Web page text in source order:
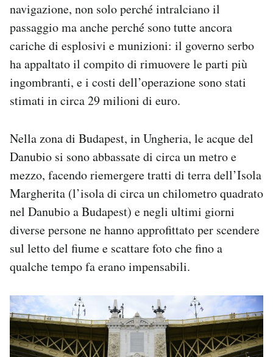
navigazione, non solo perché intralciano il
passaggio ma anche perché sono tutte ancora
cariche di esplosivi e munizioni: il governo serbo
ha appaltato il compito di rimuovere le parti più
ingombranti, e i costi dell’operazione sono stati
stimati in circa 29 milioni di euro.
Nella zona di Budapest, in Ungheria, le acque del
Danubio si sono abbassate di circa un metro e
mezzo, facendo riemergere tratti di terra dell’Isola
Margherita (l’isola di circa un chilometro quadrato
nel Danubio a Budapest) e negli ultimi giorni
diverse persone ne hanno approfittato per scendere
sul letto del fiume e scattare foto che fino a
qualche tempo fa erano impensabili.